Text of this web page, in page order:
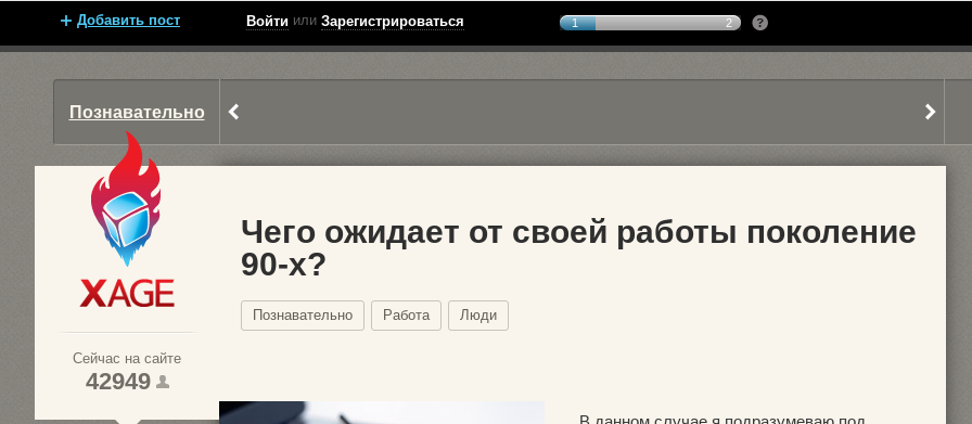
Добавить пост Войти или Зарегистрироваться 1 2
Познавательно
Сейчас на сайте
42949
Чего ожидает от своей работы поколение
90-х?
Познавательно Работа Люди